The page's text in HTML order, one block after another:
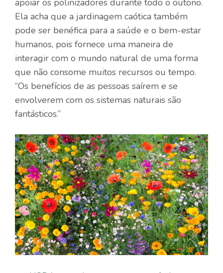
apoiar os polinizadores durante todo o outono.
Ela acha que a jardinagem caótica também
pode ser benéfica para a saúde e o bem-estar
humanos, pois fornece uma maneira de
interagir com o mundo natural de uma forma
que não consome muitos recursos ou tempo.
“Os benefícios de as pessoas saírem e se
envolverem com os sistemas naturais são
fantásticos.”